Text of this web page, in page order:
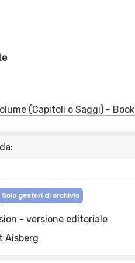
(Capitoli o Saggi) -
Solo gestori di archivio
- versione editoriale
Aisberg